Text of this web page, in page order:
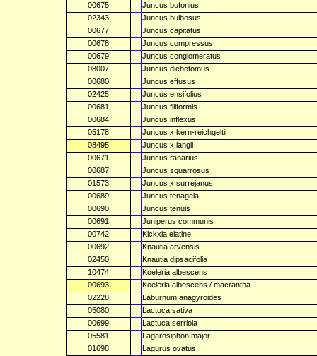
00675
Juncus bufonius
02343
Juncus bulbosus
00677
Juncus capitatus
00678
Juncus compressus
00679
Juncus conglomeratus
08007
Juncus dichotomus
00680
Juncus effusus
02425
Juncus ensifolius
00681
Juncus filiformis
00684
Juncus inflexus
05178
Juncus x kern-reichgeltii
08495
Juncus x langii
00671
Juncus ranarius
00687
Juncus squarrosus
01573
Juncus x surrejanus
00689
Juncus tenageia
00690
Juncus tenuis
00691
Juniperus communis
00742
Kickxia elatine
00692
Knautia arvensis
02450
Knautia dipsacifolia
10474
Koeleria albescens
00693
Koeleria albescens / macrantha
02228
Laburnum anagyroides
05080
Lactuca sativa
00699
Lactuca serriola
05581
Lagarosiphon major
01698
Lagurus ovatus